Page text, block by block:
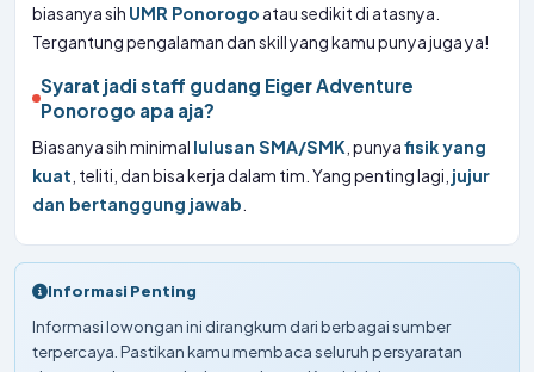
biasanya sih UMR Ponorogo atau sedikit di atasnya.
Tergantung pengalaman dan skill yang kamu punya juga ya!
Syarat jadi staff gudang Eiger Adventure
Ponorogo apa aja?
Biasanya sih minimal lulusan SMA/SMK , punyafisik yang
kuat , teliti, dan bisa kerja dalam tim. Yang penting lagi, jujur
dan bertanggung jawab
Informasi Penting
Informasi lowongan ini dirangkum dari berbagai sumber
terpercaya. Pastikan kamu membaca seluruh persyaratan